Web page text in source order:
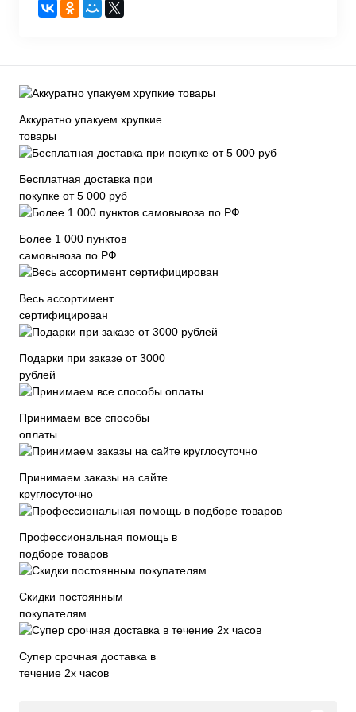
Аккуратно упакуем хрупкие
товары
Бесплатная доставка при
покупке от 5 000 руб
Более 1 000 пунктов
самовывоза по РФ
Весь ассортимент
сертифицирован
Подарки при заказе от 3000
рублей
Принимаем все способы
оплаты
Принимаем заказы на сайте
круглосуточно
Профессиональная помощь в
подборе товаров
Скидки постоянным
покупателям
Супер срочная доставка в
течение 2х часов